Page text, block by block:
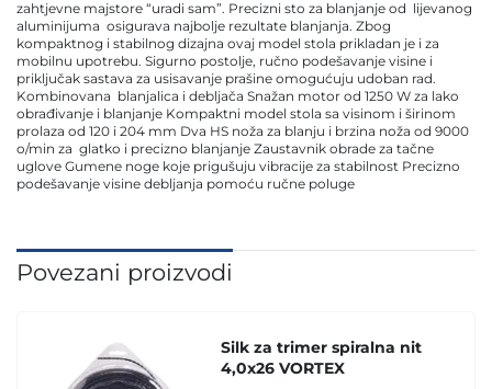
zahtjevne majstore “uradi sam”. Precizni sto za blanjanje od lijevanog
aluminijuma osigurava najbolje rezultate blanjanja. Zbog
kompaktnog i stabilnog dizajna ovaj model stola prikladan je i za
mobilnu upotrebu. Sigurno postolje, ručno podešavanje visine i
priključak sastava za usisavanje prašine omogućuju udoban rad.
Kombinovana blanjalica i debljača Snažan motor od 1250 W za lako
obrađivanje i blanjanje Kompaktni model stola sa visinom i širinom
prolaza od 120 i 204 mm Dva HS noža za blanju i brzina noža od 9000
o/min za glatko i precizno blanjanje Zaustavnik obrade za tačne
uglove Gumene noge koje prigušuju vibracije za stabilnost Precizno
podešavanje visine debljanja pomoću ručne poluge
Povezani proizvodi
Silk za trimer spiralna nit
4,0x26 VORTEX